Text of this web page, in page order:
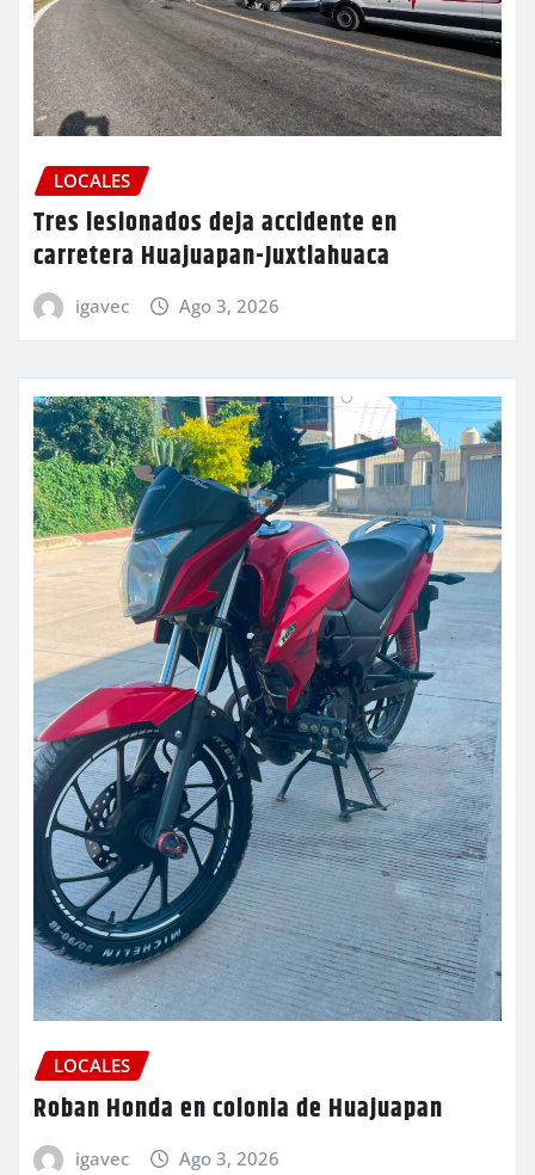
LOCALES
Tres lesionados deja accidente en
carretera Huajuapan-Juxtlahuaca
igavec Ago 3, 2026
LOCALES
Roban Honda en colonia de Huajuapan
igavec Ago 3, 2026